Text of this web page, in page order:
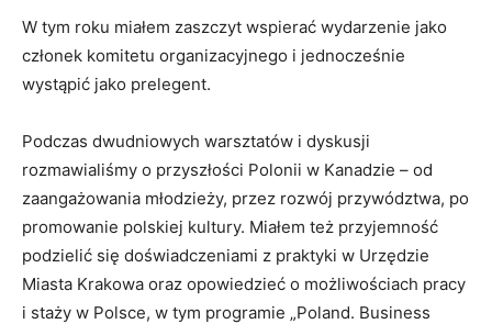
W tym roku miałem zaszczyt wspierać wydarzenie jako
członek komitetu organizacyjnego i jednocześnie
wystąpić jako prelegent.
Podczas dwudniowych warsztatów i dyskusji
rozmawialiśmy o przyszłości Polonii w Kanadzie – od
zaangażowania młodzieży, przez rozwój przywództwa, po
promowanie polskiej kultury. Miałem też przyjemność
podzielić się doświadczeniami z praktyki w Urzędzie
Miasta Krakowa oraz opowiedzieć o możliwościach pracy
i staży w Polsce, w tym programie „Poland. Business